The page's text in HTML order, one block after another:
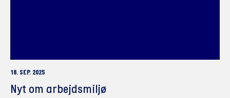
18. SEP. 2025
Nyt om arbejdsmiljø